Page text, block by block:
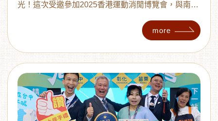
光！這次受邀參加2025香港運動消閒博覽會，與南
台灣」展館，向百萬港澳參觀者展示台灣美味與文化
more